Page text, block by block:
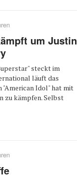
um Justin
steckt im
läuft das
"American Idol" hat mit
zu kämpfen. Selbst